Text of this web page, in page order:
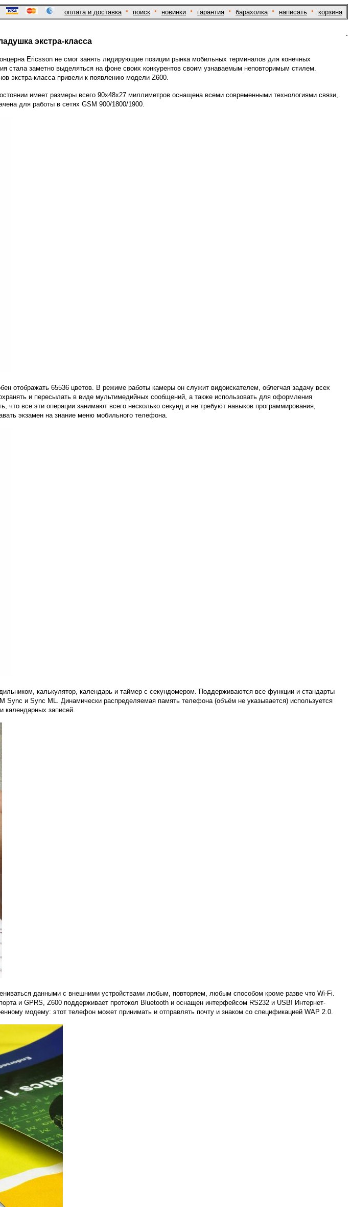
оплата и доставка · поиск · новинки · гарантия · барахолка · написать · корзина
экстра-класса
Ericsson не смог занять лидирующие позиции рынка мобильных терминалов для конечных
стала заметно выделяться на фоне своих конкурентов своим узнаваемым неповторимым стилем.
экстра-класса привели к появлению модели Z600.
имеет размеры всего 90x48x27 миллиметров оснащена всеми современными технологиями связи,
для работы в сетях GSM 900/1800/1900.
отображать 65536 цветов. В режиме работы камеры он служит видоискателем, облегчая задачу всех
и пересылать в виде мультимедийных сообщений, а также использовать для оформления
что все эти операции занимают всего несколько секунд и не требуют навыков программирования,
экзамен на знание меню мобильного телефона.
калькулятор, календарь и таймер с секундомером. Поддерживаются все функции и стандарты
Sync и Sync ML. Динамически распределяемая память телефона (объём не указывается) используется
календарных записей.
данными с внешними устройствами любым, повторяем, любым способом кроме разве что Wi-Fi.
и GPRS, Z600 поддерживает протокол Bluetooth и оснащен интерфейсом RS232 и USB! Интернет-
модему: этот телефон может принимать и отправлять почту и знаком со спецификацией WAP 2.0.
.